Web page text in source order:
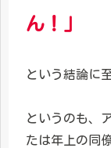
ん！」
という結論に
というのも、
たは年上の同